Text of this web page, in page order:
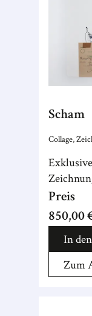
Scham
Collage,
Preis
850,00
In
Zum